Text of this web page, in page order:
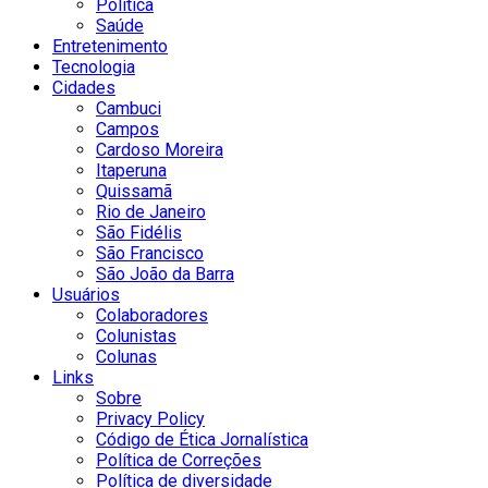
Política
Saúde
Entretenimento
Tecnologia
Cidades
Cambuci
Campos
Cardoso Moreira
Itaperuna
Quissamã
Rio de Janeiro
São Fidélis
São Francisco
São João da Barra
Usuários
Colaboradores
Colunistas
Colunas
Links
Sobre
Privacy Policy
Código de Ética Jornalística
Política de Correções
Política de diversidade